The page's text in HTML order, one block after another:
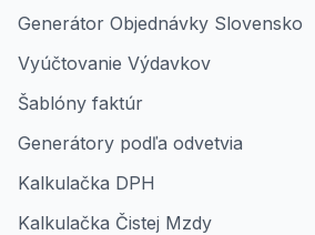
Generátor Objednávky Slovensko
Vyúčtovanie Výdavkov
Šablóny faktúr
Generátory podľa odvetvia
Kalkulačka DPH
Kalkulačka Čistej Mzdy